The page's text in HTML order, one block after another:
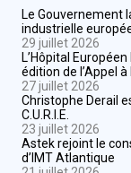
Le Gouvernement
industrielle
29 juillet 2026
L’Hôpital
édition de l’Appel
27 juillet 2026
Christophe Derail
C.U.R.I.E.
23 juillet 2026
Astek rejoint le
d’IMT Atlantique